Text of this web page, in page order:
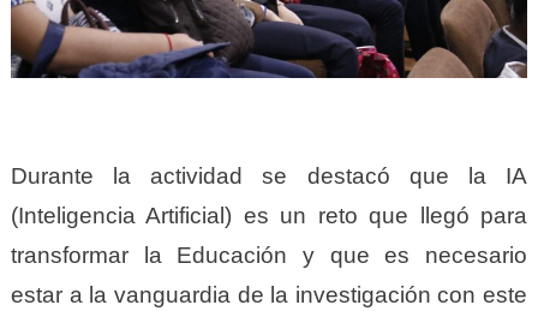
Durante la actividad se destacó que la IA
(Inteligencia Artificial) es un reto que llegó para
transformar la Educación y que es necesario
estar a la vanguardia de la investigación con este